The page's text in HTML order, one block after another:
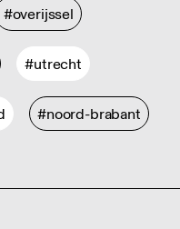
#overijssel
#utrecht
#noord-brabant